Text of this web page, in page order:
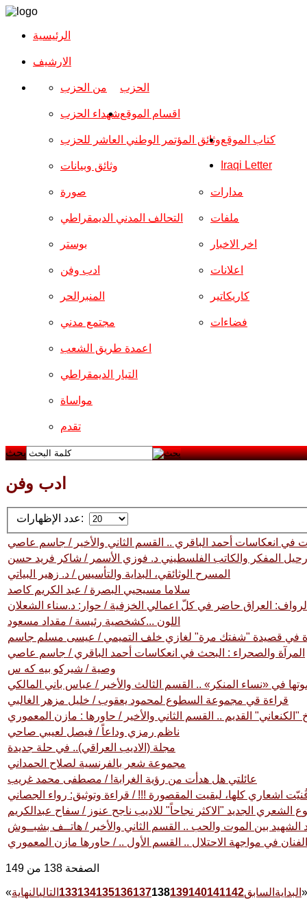
الرئيسية
الارشیف
الحزب من الحزب
شهداء الحزب
وثائق المؤتمر الوطني العاشر للحزب
وثائق وبيانات
اقسام الموقع
صورة
التحالف المدني الديمقراطي
بوستر
ادب وفن
المنبرالحر
مجتمع مدني
مدارات
ملفات
اخر الاخبار
اعلانات
كاريكاتير
فضاءات
اعمدة طريق الشعب
التيار الديمقراطي
مواساة
تقدم
كتاب الموقع
Iraqi Letter
بحث
ادب وفن
عدد الإظهارات:
في انعكاسات أحمد الباقري .. القسم الثاني والأخير / جاسم عاصي
رحيل المفكر والكاتب الفلسطيني د. فوزي الأسمر / شاكر فريد حسن
المسرح الوثائقي، البداية والتأسيس / د. زهير البياتي
سلاما مسيحيي البصرة / عبد الكريم كاصد
العراق حاضر في كلّ اعمالي الخزفية / حوار: د.سناء الشعلان
اللون ...كشخصية رئيسة / مقداد مسعود
في قصيدة "شفتك مرة" لغازي خلف التميمي / عيسى مسلم جاسم
المرآة والصحراء : البحث في انعكاسات أحمد الباقري / جاسم عاصي
وصية / شيركو بيه كه س
في «نساء المنكر» .. القسم الثالث والأخير / عباس باني المالكي
قراءة قي مجموعة السطوع لمحمود يعقوب / خليل مزهر الغالبي
"الكنعاني" القديم .. القسم الثاني والأخير / حاورها : مازن المعموري
ناظم رمزي وداعاً / فيصل لعيبي صاحي
مجلة (الاديب العراقي).. في حلة جديدة
مجموعة شعر بالفرنسية لصلاح الحمداني
عائلتي هل هدأت من رؤية الغرابة! / مصطفى محمد غريب
اشعاري كلها، لبقيت المقصورة !!! / قراءة وتوثيق: رواء الجصاني
الشعري الجديد "الاكثر نجاحاً" للاديب ناجح عنوز / سفاح عبدالكريم
الشهيد بين الموت والحب .. القسم الثاني والأخير / هاتــف بشبــوش
في مواجهة الاحتلال .. القسم الأول .. / حاورها مازن المعموري
الصفحة 138 من 149
« البداية السابق 133134135136137138139140141142 التاليالنهاية »